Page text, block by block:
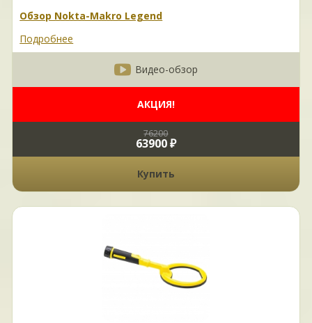
Обзор Nokta-Makro Legend
Подробнее
Видео-обзор
АКЦИЯ!
76200
63900 ₽
Купить